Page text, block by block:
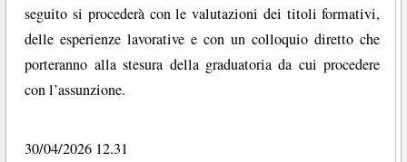
seguito si procederà con le valutazioni dei titoli formativi,
delle esperienze lavorative e con un colloquio diretto che
porteranno alla stesura della graduatoria da cui procedere
con l’assunzione.
30/04/2026 12.31